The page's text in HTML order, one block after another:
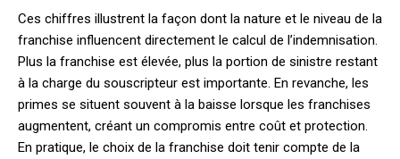
Ces chiffres illustrent la façon dont la nature et le niveau de la
franchise influencent directement le calcul de l’indemnisation.
Plus la franchise est élevée, plus la portion de sinistre restant
à la charge du souscripteur est importante. En revanche, les
primes se situent souvent à la baisse lorsque les franchises
augmentent, créant un compromis entre coût et protection.
En pratique, le choix de la franchise doit tenir compte de la